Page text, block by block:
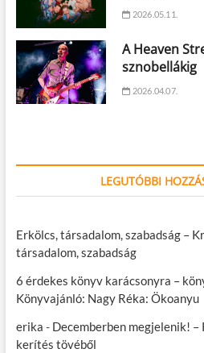
2026.05.11.
A Heaven
sznobellákig
2026.04.07.
LEGUTÓBBI
Erkölcs, társadalom, szabadság –
társadalom, szabadság
6 érdekes könyv karácsonyra –
Könyvajánló: Nagy Réka: Ökoanyu
erika - Decemberben megjelenik!
kerítés tövéből